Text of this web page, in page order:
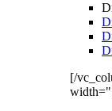
[/